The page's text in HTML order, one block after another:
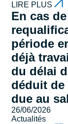
LIRE PLUS
En cas de
période
déjà
du délai
déduit de
due au
26/06/2026
Actualités